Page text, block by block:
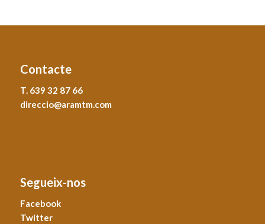
Contacte
T. 639 32 87 66
direccio@aramtm.com
Segueix-nos
Facebook
Twitter